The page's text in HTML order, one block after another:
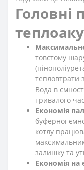
Головні
товстому
тепловтрати
Вода в
тривалого
Економія
буферної
котлу
залишку та
Економія на